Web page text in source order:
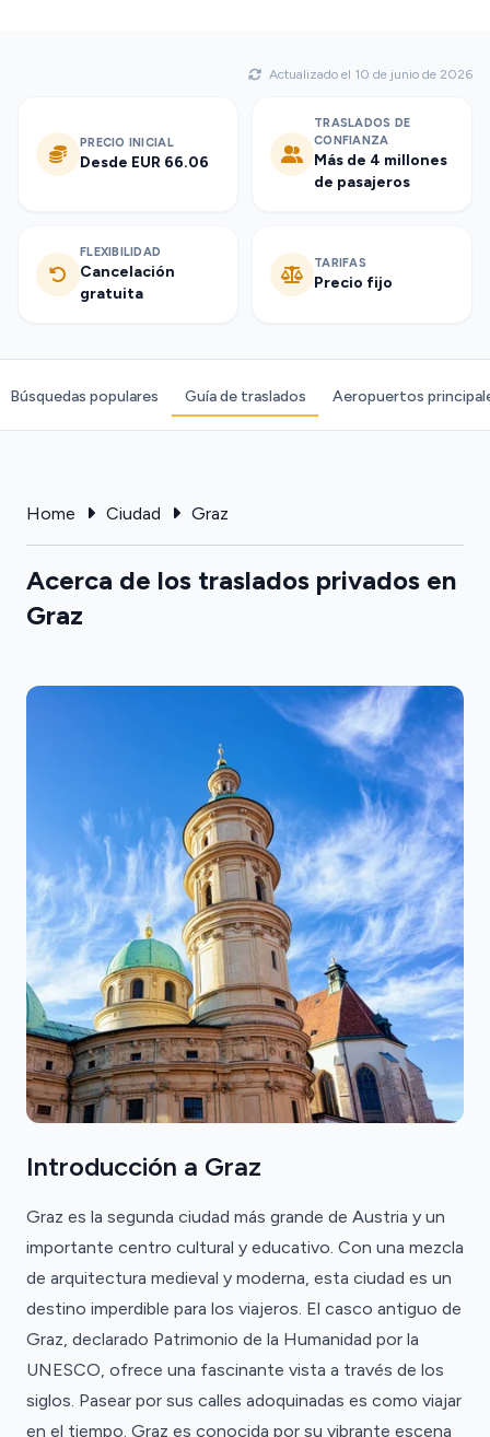
Actualizado el 10 de junio de 2026
PRECIO INICIAL
Desde EUR 66.06
TRASLADOS DE
CONFIANZA
Más de 4 millones
de pasajeros
FLEXIBILIDAD
Cancelación
gratuita
TARIFAS
Precio fijo
Búsquedas populares Guía de traslados Aeropuertos
Home Ciudad Graz
Acerca de los traslados privados en
Graz
Introducción a Graz
Graz es la segunda ciudad más grande de Austria y un
importante centro cultural y educativo. Con una mezcla
de arquitectura medieval y moderna, esta ciudad es un
destino imperdible para los viajeros. El casco antiguo de
Graz, declarado Patrimonio de la Humanidad por la
UNESCO, ofrece una fascinante vista a través de los
siglos. Pasear por sus calles adoquinadas es como viajar
en el tiempo. Graz es conocida por su vibrante escena